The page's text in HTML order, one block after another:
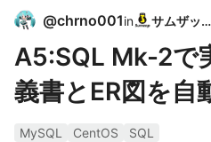
@chrno001in サムザップ
A5:SQL Mk-2で
義書とER図を自
MySQL CentOS
SQL